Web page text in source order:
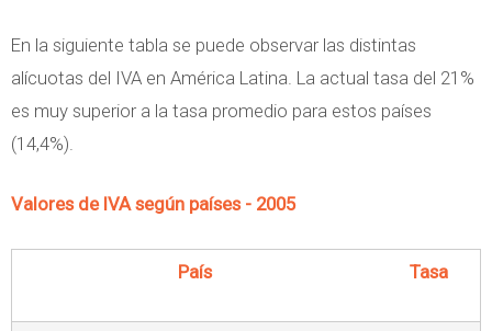
En la siguiente tabla se puede observar las distintas
alícuotas del IVA en América Latina. La actual tasa del 21%
es muy superior a la tasa promedio para estos países
(14,4%).
Valores de IVA según países - 2005
País Tasa